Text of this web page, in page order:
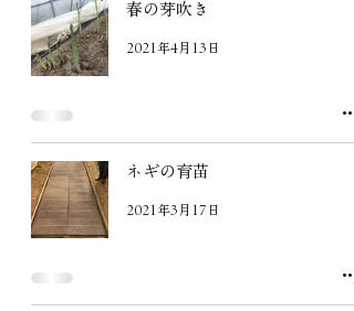
春の芽吹き
2021年4月13日
ネギの育苗
2021年3月17日